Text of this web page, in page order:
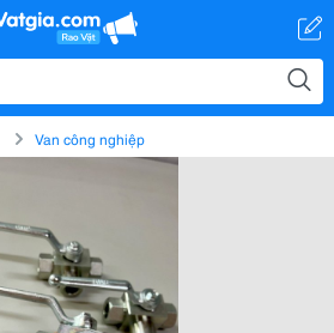
Van công nghiệp